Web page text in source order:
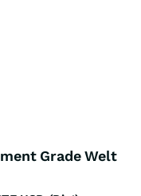
Grade Welt